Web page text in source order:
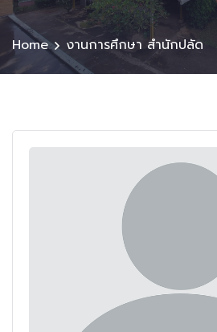
Home งานการศึกษา สำนักปลัด